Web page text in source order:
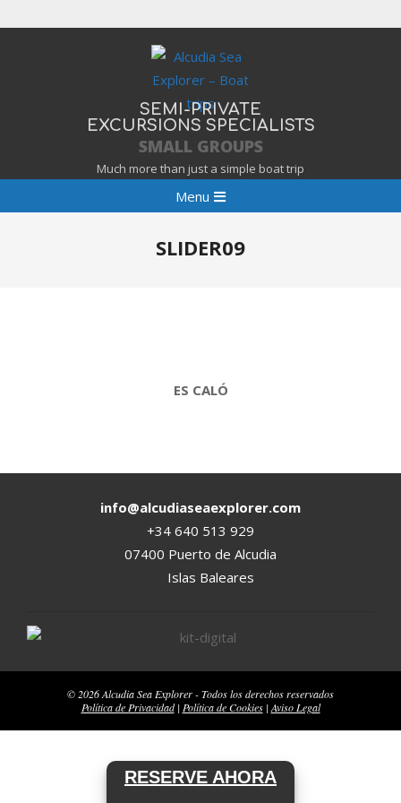
SEMI-PRIVATE
EXCURSIONS SPECIALISTS
SMALL GROUPS
Much more than just a simple boat trip
Navigation
Menu
SLIDER09
ES CALÓ
06-
info@alcudiaseaexplorer.com
+34 640 513 929
07400 Puerto de Alcudia
Islas Baleares
© 2026 Alcudia Sea Explorer - Todos los derechos reservados
Política de Privacidad| Política de Cookies| Aviso Legal
RESERVE AHORA